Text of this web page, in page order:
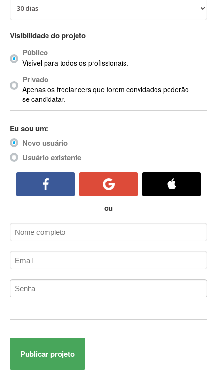
AccountMate
Acrobat
Acrobat X
Acronis
ACT
ActionScript
ActionScript 3
Active Directory
ActiveX Data Objects (ADO)
ADK
Administração Acadêmica
Administração de Artistas e Repertórios
Administração de Banco de Dados
Administração de Redes
Administrador de Sistemas
Adobe After Effects
Adobe AIR
Visibilidade do projeto
Público
Visível para todos os profissionais.
Privado
Apenas os freelancers que forem convidados poderão
se candidatar.
Eu sou um:
Novo usuário
Usuário existente
ou
Publicar projeto